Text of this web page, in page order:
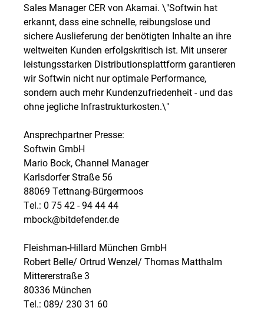
Sales Manager CER von Akamai. \"Softwin hat
erkannt, dass eine schnelle, reibungslose und
sichere Auslieferung der benötigten Inhalte an ihre
weltweiten Kunden erfolgskritisch ist. Mit unserer
leistungsstarken Distributionsplattform garantieren
wir Softwin nicht nur optimale Performance,
sondern auch mehr Kundenzufriedenheit - und das
ohne jegliche Infrastrukturkosten.\"
Ansprechpartner Presse:
Softwin GmbH
Mario Bock, Channel Manager
Karlsdorfer Straße 56
88069 Tettnang-Bürgermoos
Tel.: 0 75 42 - 94 44 44
mbock@bitdefender.de
Fleishman-Hillard München GmbH
Robert Belle/ Ortrud Wenzel/ Thomas Matthalm
Mittererstraße 3
80336 München
Tel.: 089/ 230 31 60